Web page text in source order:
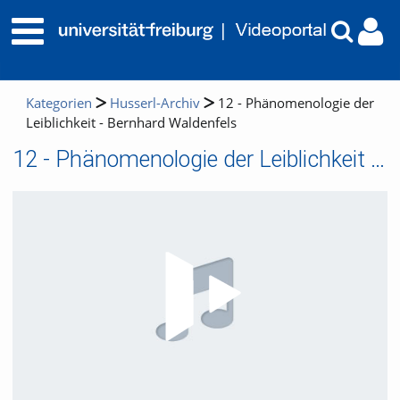
Kategorien Husserl-Archiv
12 - Phänomenologie der
Leiblichkeit - Bernhard Waldenfels
12 - Phänomenologie der Leiblichkeit - Bernhard Waldenfels